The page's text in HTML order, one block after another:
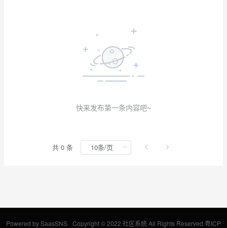
快来发布第一条内容吧~
共 0 条
Powered bySaasSNS Copyright © 2022 社区系统 All Rights Reserved. 粤ICP